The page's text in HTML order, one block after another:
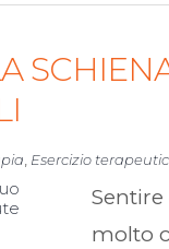
Esercizio
molto